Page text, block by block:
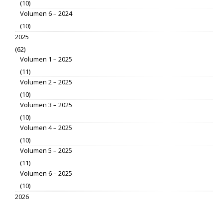
(10)
Volumen 6 – 2024
(10)
2025
(62)
Volumen 1 – 2025
(11)
Volumen 2 – 2025
(10)
Volumen 3 – 2025
(10)
Volumen 4 – 2025
(10)
Volumen 5 – 2025
(11)
Volumen 6 – 2025
(10)
2026